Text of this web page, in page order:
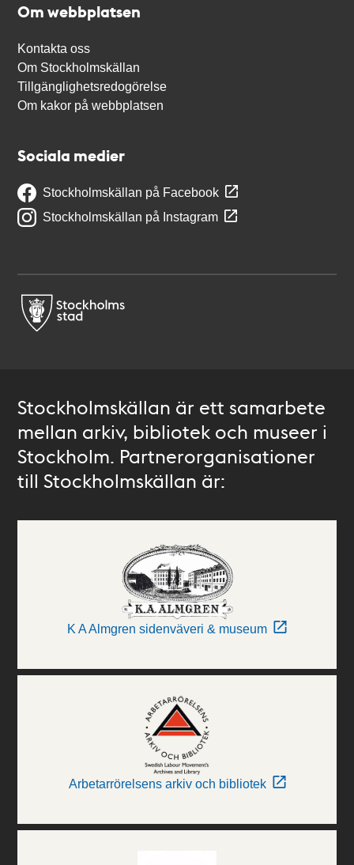
Om webbplatsen
Kontakta oss
Om Stockholmskällan
Tillgänglighetsredogörelse
Om kakor på webbplatsen
Sociala medier
Stockholmskällan på Facebook
Stockholmskällan på Instagram
Stockholmskällan är ett samarbete
mellan arkiv, bibliotek och museer i
Stockholm. Partnerorganisationer
till Stockholmskällan är:
K A Almgren sidenväveri & museum
Arbetarrörelsens arkiv och bibliotek